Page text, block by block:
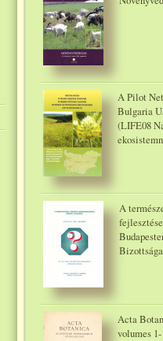
A Pilot
Bulgaria
(LIFE08
A
Acta
volumes